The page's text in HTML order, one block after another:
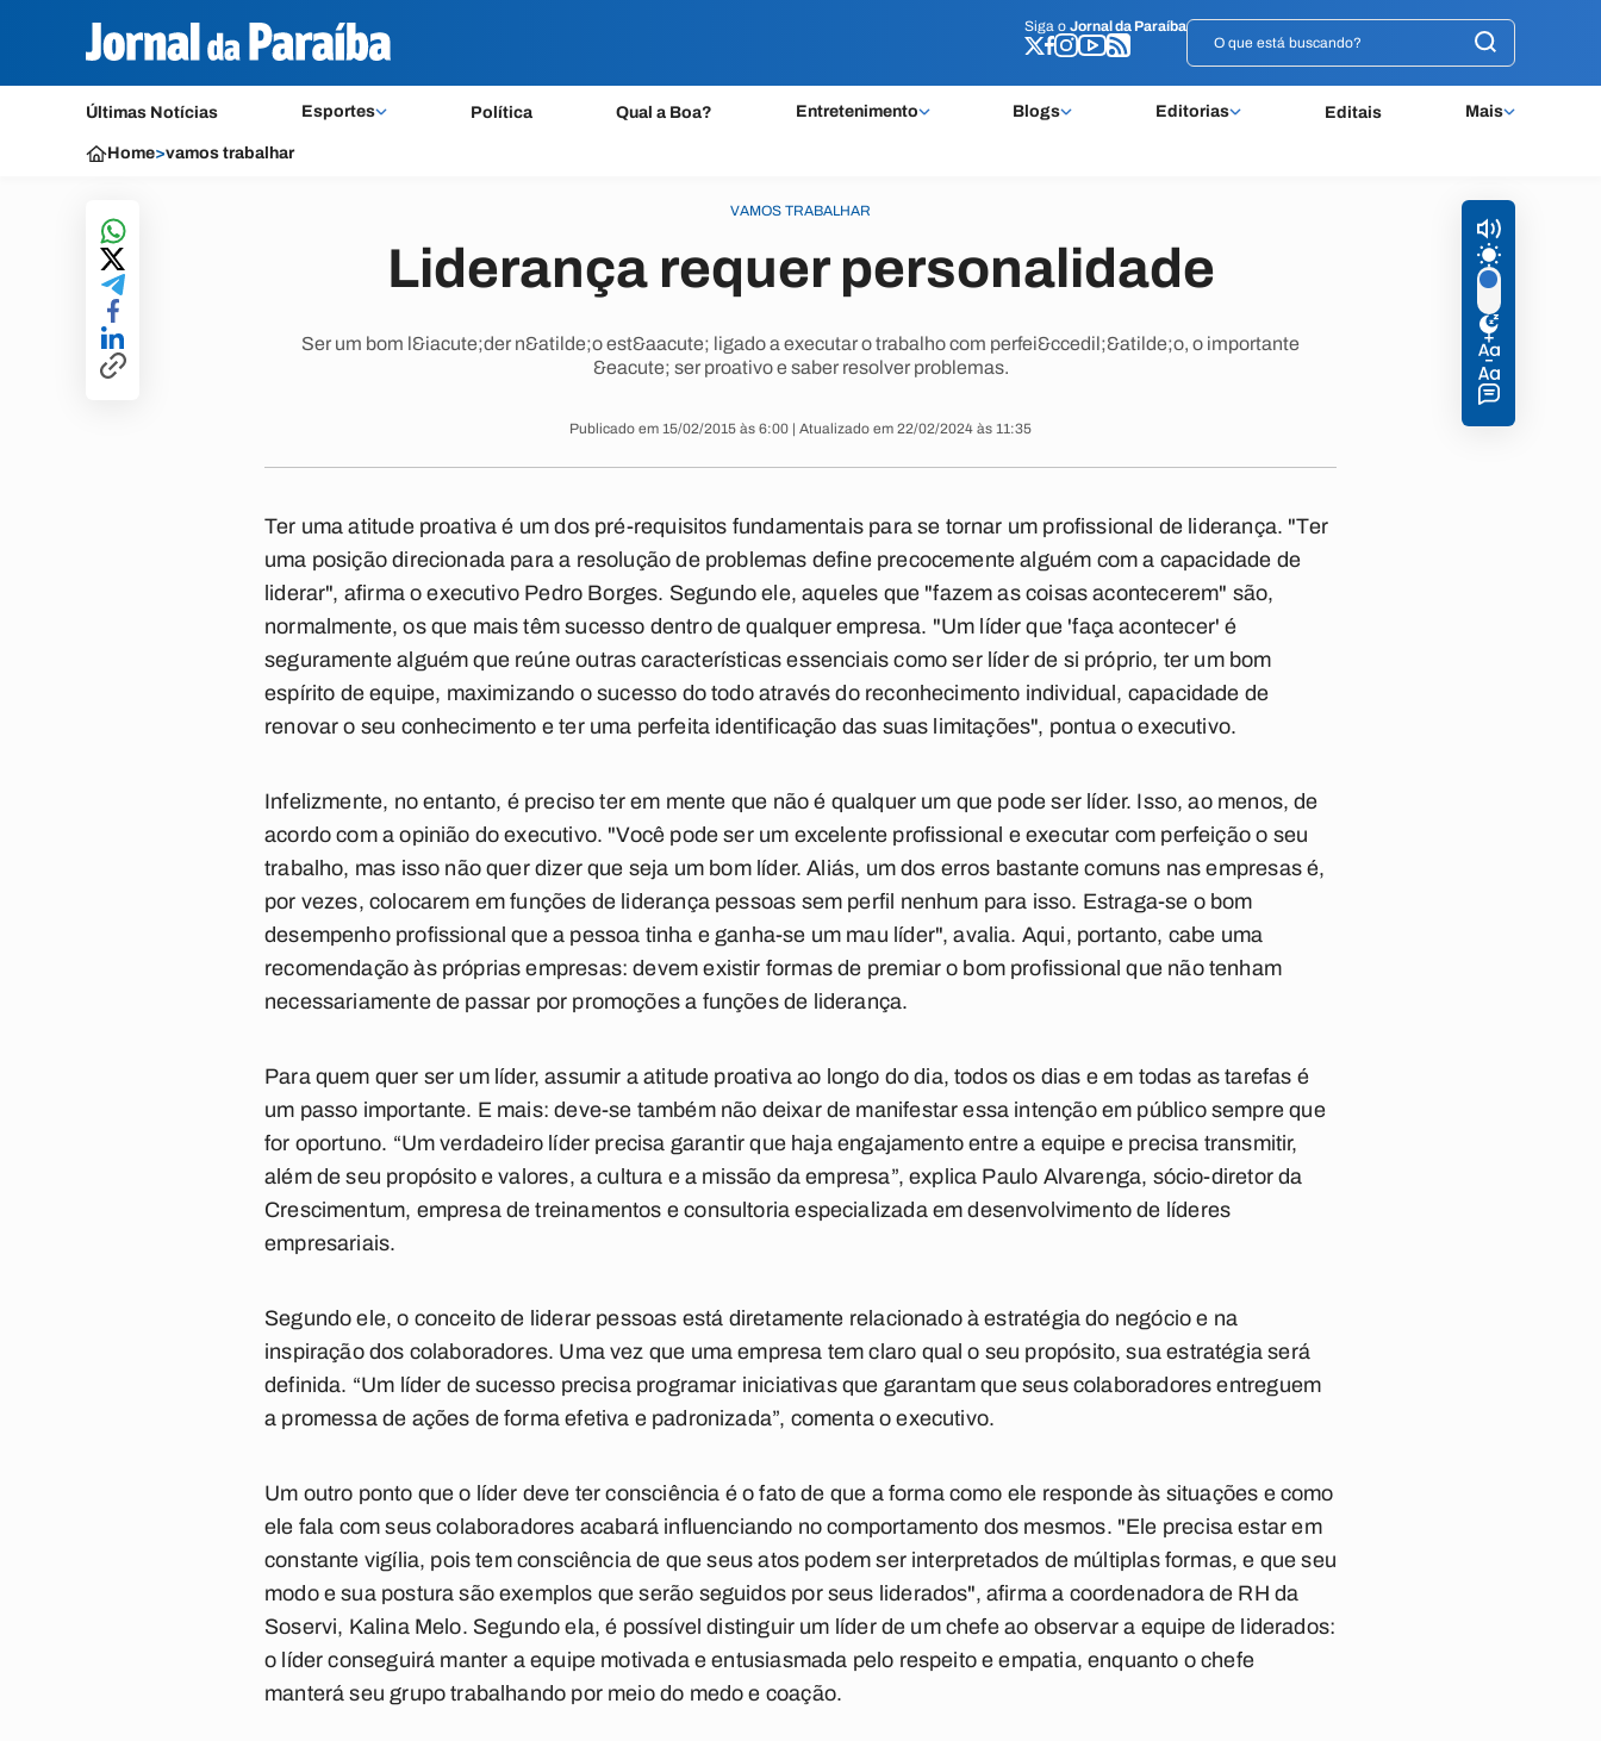
Siga o Jornal da Paraíba
Últimas Notícias Esportes Política Qual a Boa? Entretenimento Blogs Editorias Editais Mais
Siga o Jornal da Paraíba
Home>vamos trabalhar
VAMOS TRABALHAR
Liderança requer personalidade
Ser um bom l&iacute;der n&atilde;o est&aacute; ligado a executar o trabalho com perfei&ccedil;&atilde;o, o importante
&eacute; ser proativo e saber resolver problemas.
Publicado em 15/02/2015 às 6:00 | Atualizado em 22/02/2024 às 11:35
Ter uma atitude proativa é um dos pré-requisitos fundamentais para se tornar um profissional de liderança. "Ter
uma posição direcionada para a resolução de problemas define precocemente alguém com a capacidade de
liderar", afirma o executivo Pedro Borges. Segundo ele, aqueles que "fazem as coisas acontecerem" são,
normalmente, os que mais têm sucesso dentro de qualquer empresa. "Um líder que 'faça acontecer' é
seguramente alguém que reúne outras características essenciais como ser líder de si próprio, ter um bom
espírito de equipe, maximizando o sucesso do todo através do reconhecimento individual, capacidade de
renovar o seu conhecimento e ter uma perfeita identificação das suas limitações", pontua o executivo.
Infelizmente, no entanto, é preciso ter em mente que não é qualquer um que pode ser líder. Isso, ao menos, de
acordo com a opinião do executivo. "Você pode ser um excelente profissional e executar com perfeição o seu
trabalho, mas isso não quer dizer que seja um bom líder. Aliás, um dos erros bastante comuns nas empresas é,
por vezes, colocarem em funções de liderança pessoas sem perfil nenhum para isso. Estraga-se o bom
desempenho profissional que a pessoa tinha e ganha-se um mau líder", avalia. Aqui, portanto, cabe uma
recomendação às próprias empresas: devem existir formas de premiar o bom profissional que não tenham
necessariamente de passar por promoções a funções de liderança.
Para quem quer ser um líder, assumir a atitude proativa ao longo do dia, todos os dias e em todas as tarefas é
um passo importante. E mais: deve-se também não deixar de manifestar essa intenção em público sempre que
for oportuno. “Um verdadeiro líder precisa garantir que haja engajamento entre a equipe e precisa transmitir,
além de seu propósito e valores, a cultura e a missão da empresa”, explica Paulo Alvarenga, sócio-diretor da
Crescimentum, empresa de treinamentos e consultoria especializada em desenvolvimento de líderes
empresariais.
Segundo ele, o conceito de liderar pessoas está diretamente relacionado à estratégia do negócio e na
inspiração dos colaboradores. Uma vez que uma empresa tem claro qual o seu propósito, sua estratégia será
definida. “Um líder de sucesso precisa programar iniciativas que garantam que seus colaboradores entreguem
a promessa de ações de forma efetiva e padronizada”, comenta o executivo.
Um outro ponto que o líder deve ter consciência é o fato de que a forma como ele responde às situações e como
ele fala com seus colaboradores acabará influenciando no comportamento dos mesmos. "Ele precisa estar em
constante vigília, pois tem consciência de que seus atos podem ser interpretados de múltiplas formas, e que seu
modo e sua postura são exemplos que serão seguidos por seus liderados", afirma a coordenadora de RH da
Soservi, Kalina Melo. Segundo ela, é possível distinguir um líder de um chefe ao observar a equipe de liderados:
o líder conseguirá manter a equipe motivada e entusiasmada pelo respeito e empatia, enquanto o chefe
manterá seu grupo trabalhando por meio do medo e coação.